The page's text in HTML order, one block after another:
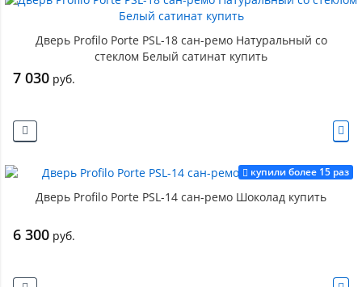
Дверь Profilo Porte PSL-18 сан-ремо Натуральный со
стеклом Белый сатинат купить
7 030 руб.
купили более 15 раз
Дверь Profilo Porte PSL-14 сан-ремо Шоколад купить
6 300 руб.